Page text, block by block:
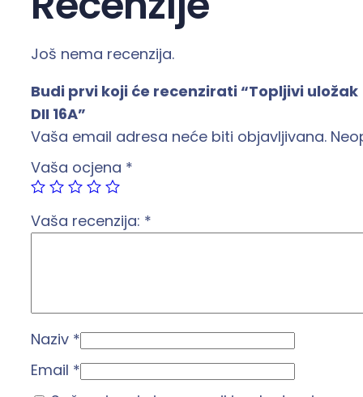
Još nema recenzija.
Budi prvi koji će recenzirati “Topljivi uložak
DII 16A”
Vaša email adresa neće biti objavljivana.
Vaša ocjena *
Vaša recenzija: *
Naziv *
Email *